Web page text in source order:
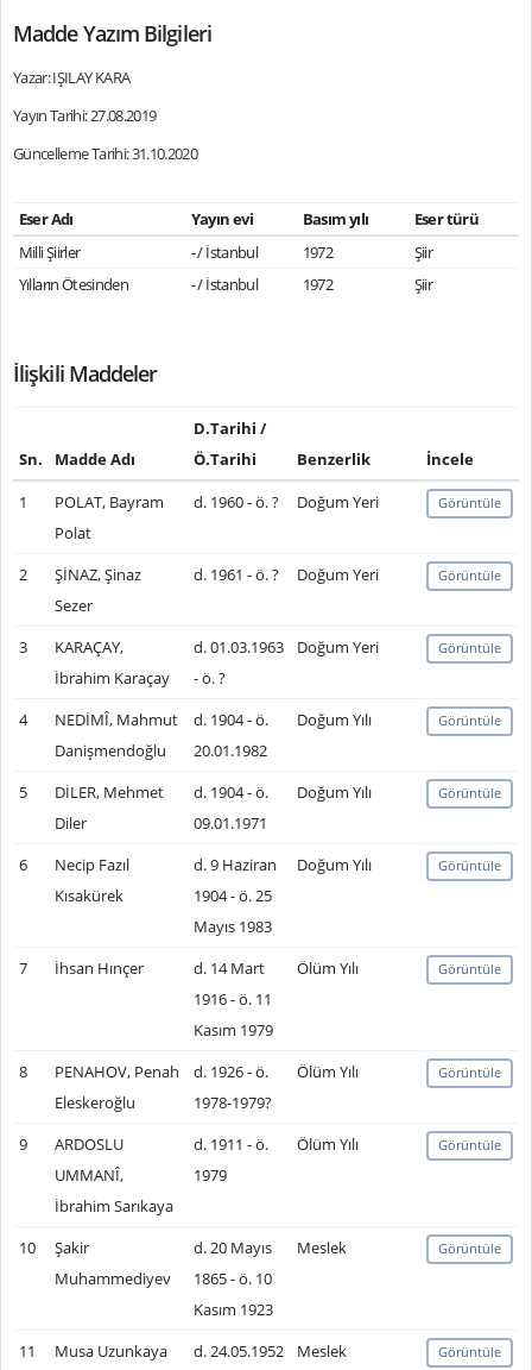
Madde Yazım Bilgileri
Yazar: IŞILAY KARA
Yayın Tarihi: 27.08.2019
Güncelleme Tarihi: 31.10.2020
Eser Adı Yayın evi Basım yılı
Eser türü
Milli Şiirler
- / İstanbul 1972
Şiir
Yılların Ötesinden
- / İstanbul 1972 Şiir
İlişkili Maddeler
Sn. Madde Adı
D.Tarihi /
Ö.Tarihi
Benzerlik
İncele
1
POLAT, Bayram
Polat
d. 1960 - ö. ? Doğum Yeri Görüntüle
2
ŞİNAZ, Şinaz
Sezer
d. 1961 - ö. ? Doğum Yeri Görüntüle
3
KARAÇAY,
İbrahim Karaçay
d. 01.03.1963
- ö. ?
Doğum Yeri Görüntüle
4
NEDİMÎ, Mahmut
Danişmendoğlu
d. 1904 - ö.
20.01.1982
Doğum Yılı Görüntüle
5
DİLER, Mehmet
Diler
d. 1904 - ö.
09.01.1971
Doğum Yılı Görüntüle
6
Necip Fazıl
Kısakürek
d. 9 Haziran
1904 - ö. 25
Mayıs 1983
Doğum Yılı Görüntüle
7 İhsan Hınçer
d. 14 Mart
1916 - ö. 11
Kasım 1979
Ölüm Yılı Görüntüle
8
PENAHOV, Penah
Eleskeroğlu
d. 1926 - ö.
1978-1979?
Ölüm Yılı Görüntüle
9
ARDOSLU
UMMANÎ,
İbrahim Sarıkaya
d. 1911 - ö.
1979
Ölüm Yılı Görüntüle
10
Şakir
Muhammediyev
d. 20 Mayıs
1865 - ö. 10
Kasım 1923
Meslek Görüntüle
11 Musa Uzunkaya
d. 24.05.1952
Meslek Görüntüle